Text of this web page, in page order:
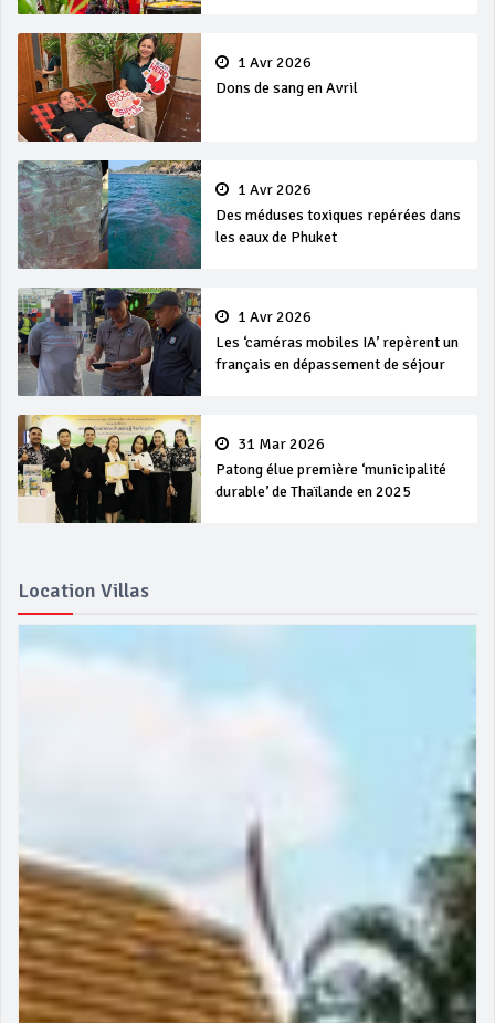
1 Avr 2026
Dons de sang en Avril
1 Avr 2026
Des méduses toxiques repérées dans
les eaux de Phuket
1 Avr 2026
Les ‘caméras mobiles IA’ repèrent un
français en dépassement de séjour
31 Mar 2026
Patong élue première ‘municipalité
durable’ de Thaïlande en 2025
Location Villas